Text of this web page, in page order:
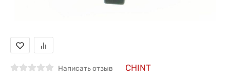
Написать отзыв CHINT